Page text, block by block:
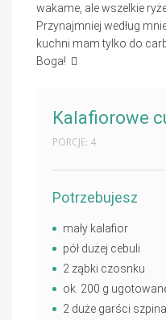
wakame, ale wszelkie
Przynajmniej według
kuchni mam tylko do
Boga!
Kalafiorowe
PORCJE: 4
Potrzebujesz
mały kalafior
pół dużej cebuli
2 ząbki czosnku
ok. 200 g
2 duże garści